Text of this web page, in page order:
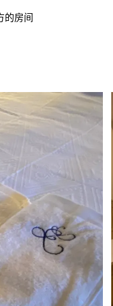
的房间